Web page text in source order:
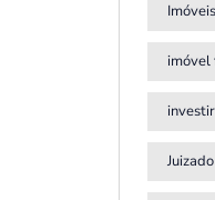
imóvel